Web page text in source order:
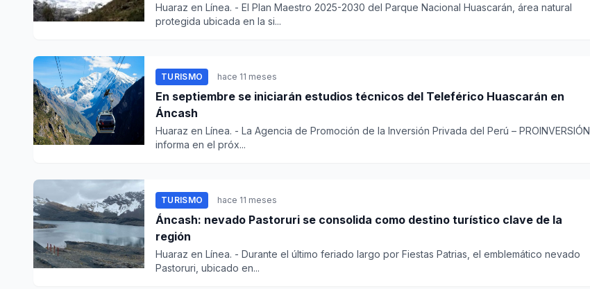
Huaraz en Línea. - El Plan Maestro 2025-2030 del Parque Nacional Huascarán, área natural
protegida ubicada en la si...
TURISMO hace 11 meses
En septiembre se iniciarán estudios técnicos del Teleférico Huascarán en
Áncash
Huaraz en Línea. - La Agencia de Promoción de la Inversión Privada del Perú – PROINVERSIÓN
informa en el próx...
TURISMO hace 11 meses
Áncash: nevado Pastoruri se consolida como destino turístico clave de la
región
Huaraz en Línea. - Durante el último feriado largo por Fiestas Patrias, el emblemático nevado
Pastoruri, ubicado en...